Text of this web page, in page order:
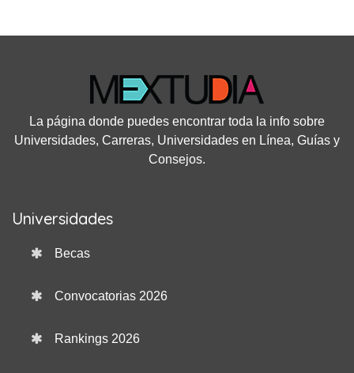
La página donde puedes encontrar toda la info sobre
Universidades, Carreras, Universidades en Línea, Guías y
Consejos.
Universidades
Becas
Convocatorias 2026
Rankings 2026